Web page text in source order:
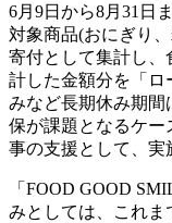
6月9日から8月31日
対象商品(おにぎり
寄付として集計し、
計した金額分を「ロ
みなど長期休み期間
保が課題となるケー
事の支援として、実
「FOOD GOOD
みとしては、これま